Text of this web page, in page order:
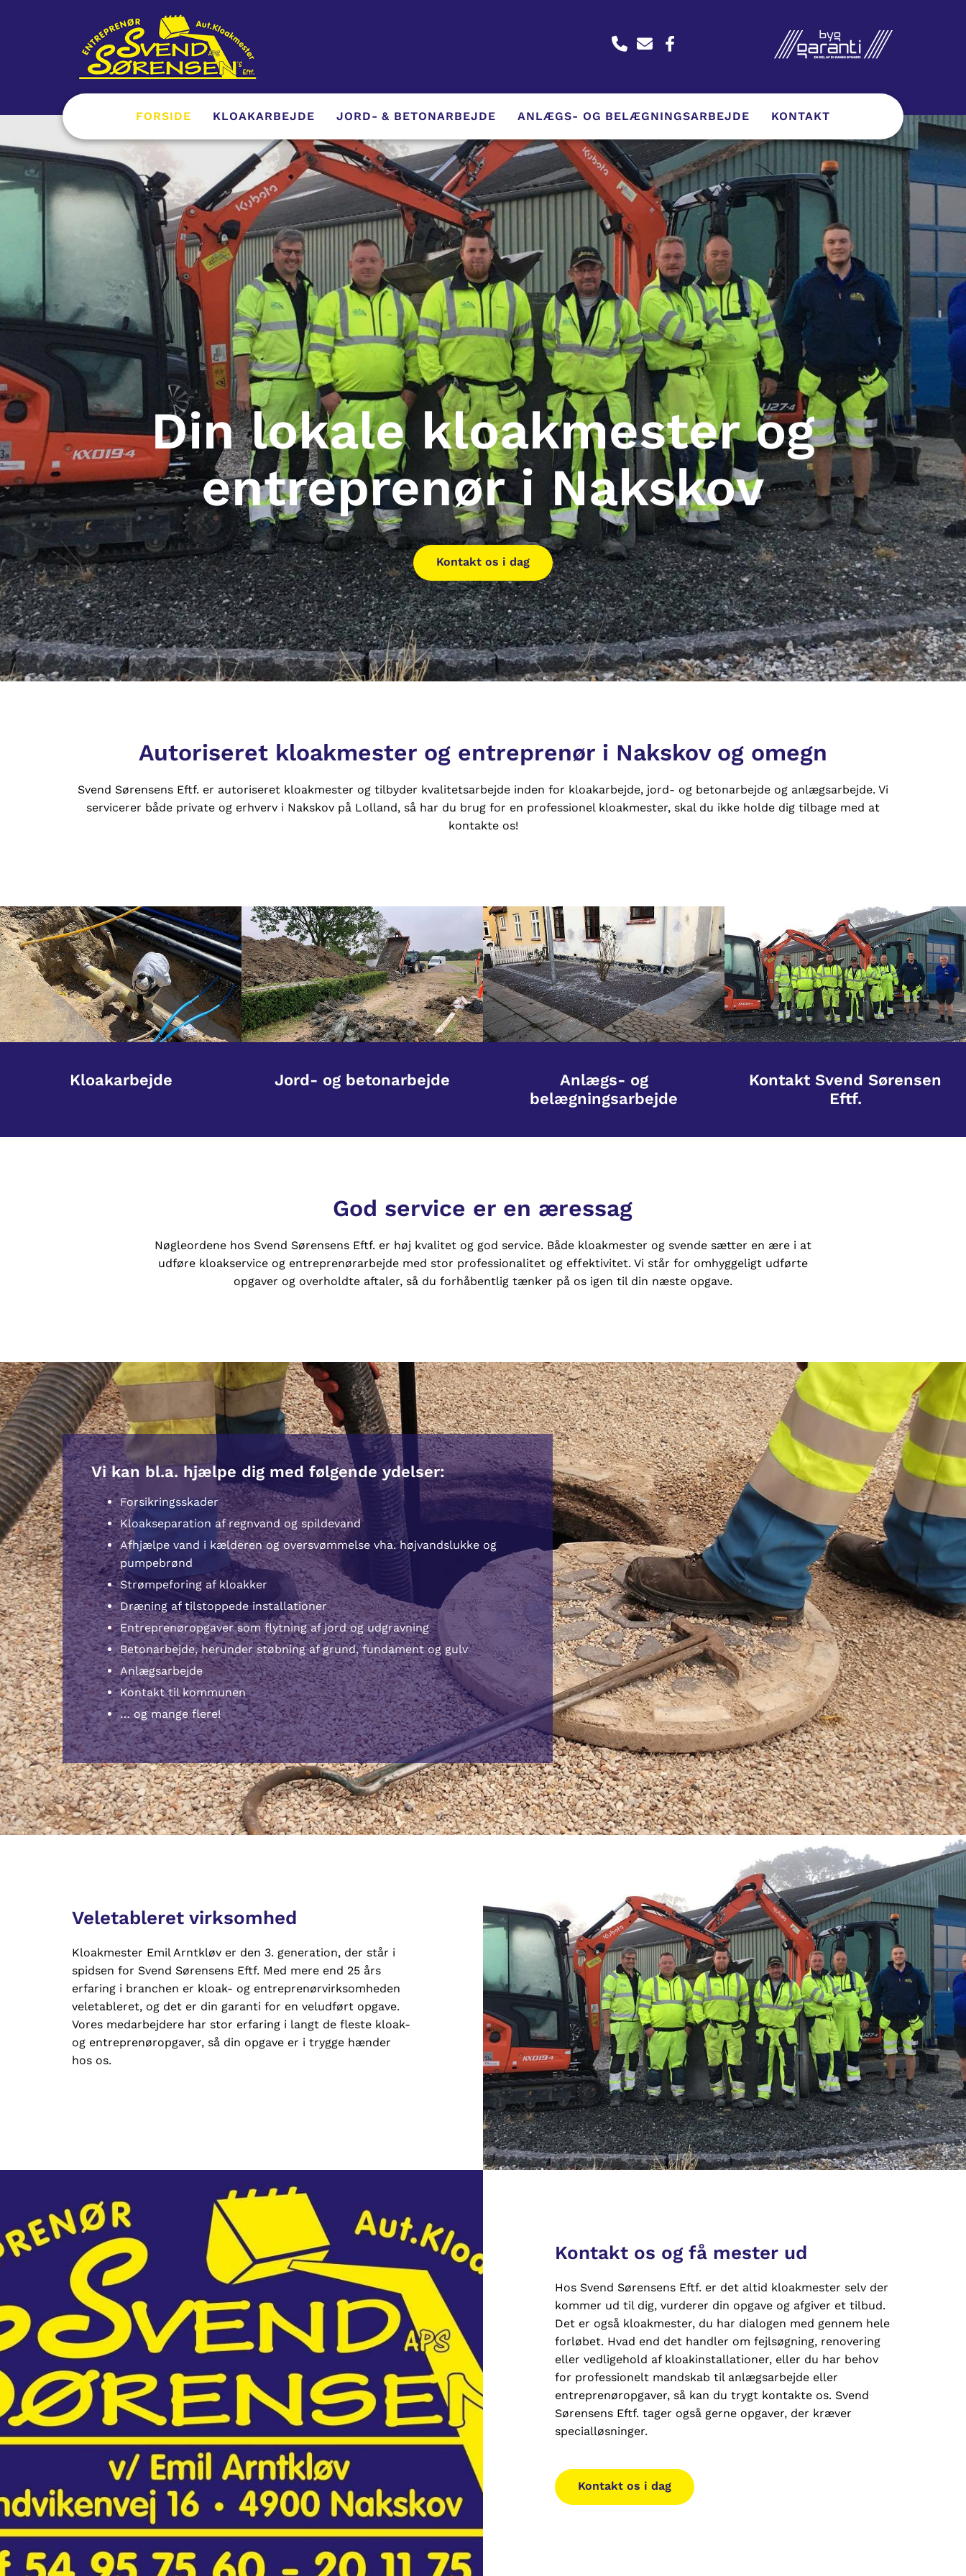
FORSIDE KLOAKARBEJDE JORD- & BETONARBEJDE ANLÆGS- OG BELÆGNINGSARBEJDE KONTAKT
Din lokale kloakmester og
entreprenør i Nakskov
Kontakt os i dag
Autoriseret kloakmester og entreprenør i Nakskov og omegn
Svend Sørensens Eftf. er autoriseret kloakmester og tilbyder kvalitetsarbejde inden for kloakarbejde, jord- og betonarbejde og anlægsarbejde. Vi
servicerer både private og erhverv i Nakskov på Lolland, så har du brug for en professionel kloakmester, skal du ikke holde dig tilbage med at
kontakte os!
Kloakarbejde Jord- og betonarbejde
Anlægs- og
belægningsarbejde
Kontakt Svend Sørensen
Eftf.
God service er en æressag
Nøgleordene hos Svend Sørensens Eftf. er høj kvalitet og god service. Både kloakmester og svende sætter en ære i at
udføre kloakservice og entreprenørarbejde med stor professionalitet og effektivitet. Vi står for omhyggeligt udførte
opgaver og overholdte aftaler, så du forhåbentlig tænker på os igen til din næste opgave.
Vi kan bl.a. hjælpe dig med følgende ydelser:
Forsikringsskader
Kloakseparation af regnvand og spildevand
Afhjælpe vand i kælderen og oversvømmelse vha. højvandslukke og
pumpebrønd
Strømpeforing af kloakker
Dræning af tilstoppede installationer
Entreprenøropgaver som flytning af jord og udgravning
Betonarbejde, herunder støbning af grund, fundament og gulv
Anlægsarbejde
Kontakt til kommunen
… og mange flere!
Veletableret virksomhed
Kloakmester Emil Arntkløv er den 3. generation, der står i
spidsen for Svend Sørensens Eftf. Med mere end 25 års
erfaring i branchen er kloak- og entreprenørvirksomheden
veletableret, og det er din garanti for en veludført opgave.
Vores medarbejdere har stor erfaring i langt de fleste kloak-
og entreprenøropgaver, så din opgave er i trygge hænder
hos os.
Kontakt os og få mester ud
Hos Svend Sørensens Eftf. er det altid kloakmester selv der
kommer ud til dig, vurderer din opgave og afgiver et tilbud.
Det er også kloakmester, du har dialogen med gennem hele
forløbet. Hvad end det handler om fejlsøgning, renovering
eller vedligehold af kloakinstallationer, eller du har behov
for professionelt mandskab til anlægsarbejde eller
entreprenøropgaver, så kan du trygt kontakte os. Svend
Sørensens Eftf. tager også gerne opgaver, der kræver
specialløsninger.
Kontakt os i dag